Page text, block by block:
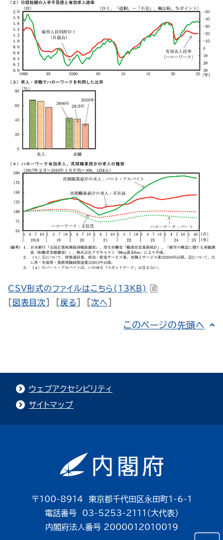
CSV形式のファイルはこちら(13KB)
図表目次 戻る ] [次へ
このページの先頭へ
ウェブアクセシビリティ
サイトマップ
〒100-8914 東京都千代田区永田町1-6-1
電話番号 03-5253-2111（大代表）
内閣府法人番号 2000012010019